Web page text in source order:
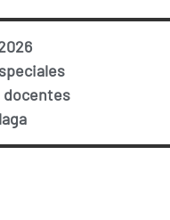
docentes